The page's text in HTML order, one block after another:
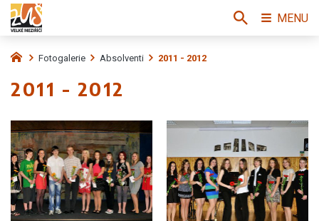
Fotogalerie Absolventi 2011 - 2012
2011 - 2012
MENU